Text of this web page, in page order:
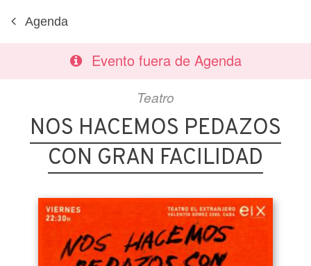
Agenda
Evento fuera de Agenda
Teatro
NOS HACEMOS PEDAZOS
CON GRAN FACILIDAD